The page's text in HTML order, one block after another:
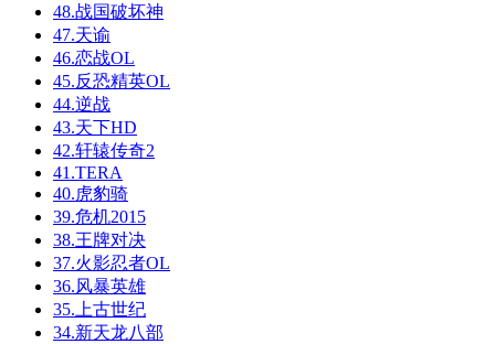
48.战国破坏神
47.天谕
46.恋战OL
45.反恐精英OL
44.逆战
43.天下HD
42.轩辕传奇2
41.TERA
40.虎豹骑
39.危机2015
38.王牌对决
37.火影忍者OL
36.风暴英雄
35.上古世纪
34.新天龙八部